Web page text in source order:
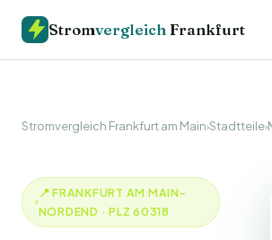
Stromvergleich Frankfurt
Stromvergleich Frankfurt am Main›Stadtteile›
📍 FRANKFURT AM MAIN-
NORDEND · PLZ 60318